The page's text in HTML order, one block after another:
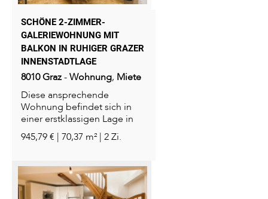
SCHÖNE 2-ZIMMER-
GALERIEWOHNUNG MIT
BALKON IN RUHIGER GRAZER
INNENSTADTLAGE
8010Graz-Wohnung, Miete
Diese ansprechende
Wohnung befindet sich in
einer erstklassigen Lage in
der Kaiserfeldgasse 17 in...
945,79 € | 70,37 m² | 2 Zi.